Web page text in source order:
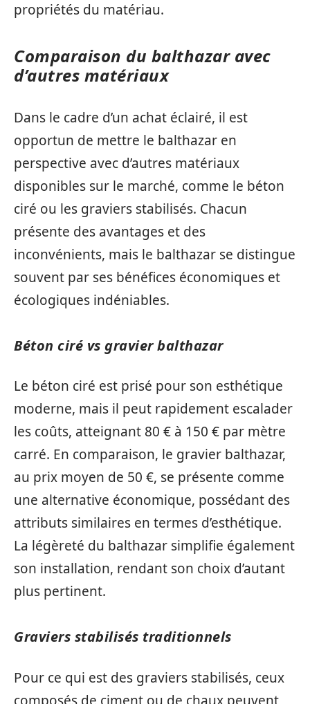
propriétés du matériau.
Comparaison du balthazar avec
d’autres matériaux
Dans le cadre d’un achat éclairé, il est
opportun de mettre le balthazar en
perspective avec d’autres matériaux
disponibles sur le marché, comme le béton
ciré ou les graviers stabilisés. Chacun
présente des avantages et des
inconvénients, mais le balthazar se distingue
souvent par ses bénéfices économiques et
écologiques indéniables.
Béton ciré vs gravier balthazar
Le béton ciré est prisé pour son esthétique
moderne, mais il peut rapidement escalader
les coûts, atteignant 80 € à 150 € par mètre
carré. En comparaison, le gravier balthazar,
au prix moyen de 50 €, se présente comme
une alternative économique, possédant des
attributs similaires en termes d’esthétique.
La légèreté du balthazar simplifie également
son installation, rendant son choix d’autant
plus pertinent.
Graviers stabilisés traditionnels
Pour ce qui est des graviers stabilisés, ceux
composés de ciment ou de chaux peuvent